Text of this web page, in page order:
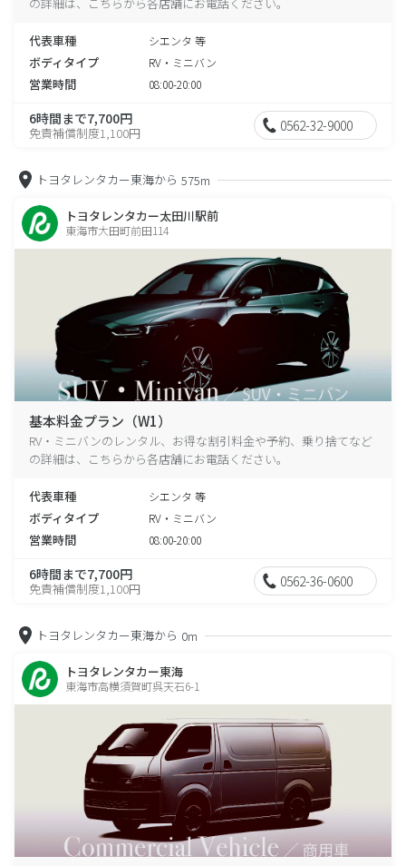
代表車種 シエンタ 等
ボディタイプ RV・ミニバン
営業時間 08:00-20:00
6時間まで7,700円
免責補償制度1,100円 0562-32-9000
トヨタレンタカー東海から 575m
トヨタレンタカー太田川駅前
東海市大田町前田114
基本料金プラン（W1）
RV・ミニバンのレンタル、お得な割引料金や予約、乗り捨てなど
の詳細は、こちらから各店舗にお電話ください。
代表車種 シエンタ 等
ボディタイプ RV・ミニバン
営業時間 08:00-20:00
6時間まで7,700円
免責補償制度1,100円 0562-36-0600
トヨタレンタカー東海から 0m
トヨタレンタカー東海
東海市高横須賀町呉天石6-1